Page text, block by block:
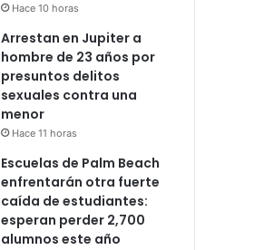
Hace 10 horas
Arrestan en Jupiter a
hombre de 23 años por
presuntos delitos
sexuales contra una
menor
Hace 11 horas
Escuelas de Palm Beach
enfrentarán otra fuerte
caída de estudiantes:
esperan perder 2,700
alumnos este año